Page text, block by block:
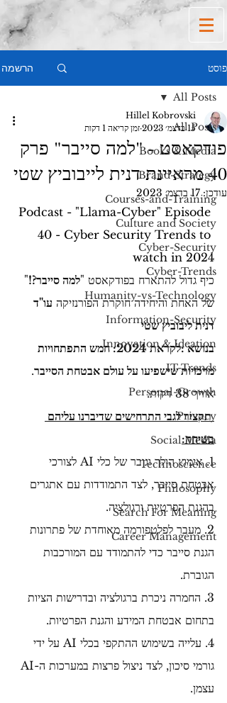
פוסט הרשמה
All Posts
Books & Media
Brand-Strategy
Courses-and-Training
Culture and Society
Cyber-Security
Cyber-Trends
Humanity-vs-Technology
Information-Security
Innovation & Ideation
IT-Trends
Personal-Growth
Privacy
Social Media
Technoscience
Philosophy
Search For Meaning
Career Management
All Posts
פודקאסט - "למה סייבר" פרק
40 מראיינת דנית לייבוביץ שטי
Hillel Kobrovski
15 בדצמ׳ 2023
זמן קריאה 1 דקות
עודכן:17 בדצמ׳ 2023
Podcast - "Llama-Cyber" Episode
40 - Cyber Security Trends to
watch in 2024
כיף גדול להתארח בפודקאסט "למה סייבר?!"
של האחת והיחידה חוקרת הפורנזיקה עו"ד
דנית ליבוביץ שטי
בנושא :לקראת 2024: חמש התפתחויות
מרכזיות שישפיעו על עולם אבטחת הסייבר.
אורך 38 דקות.
תקציר לגבי התרחישים שדיברנו עליהם
בשיחה:
1. אימוץ הולך וגובר של כלי AI לצורכי
אבטחת סייבר, לצד התמודדות עם אתגרים
בהגנת הפרטיות ורגולציה.
2. מעבר לפלטפורמה מאוחדת של פתרונות
הגנת סייבר כדי להתמודד עם המורכבות
הגוברת.
3. החמרה ניכרת ברגולציה ובדרישות הציות
בתחום אבטחת המידע והגנת הפרטיות.
4. עלייה בשימוש ההתקפי בכלי AI על ידי
עצמן.